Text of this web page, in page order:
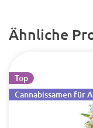
Ähnliche
Top
Cannabissamen für